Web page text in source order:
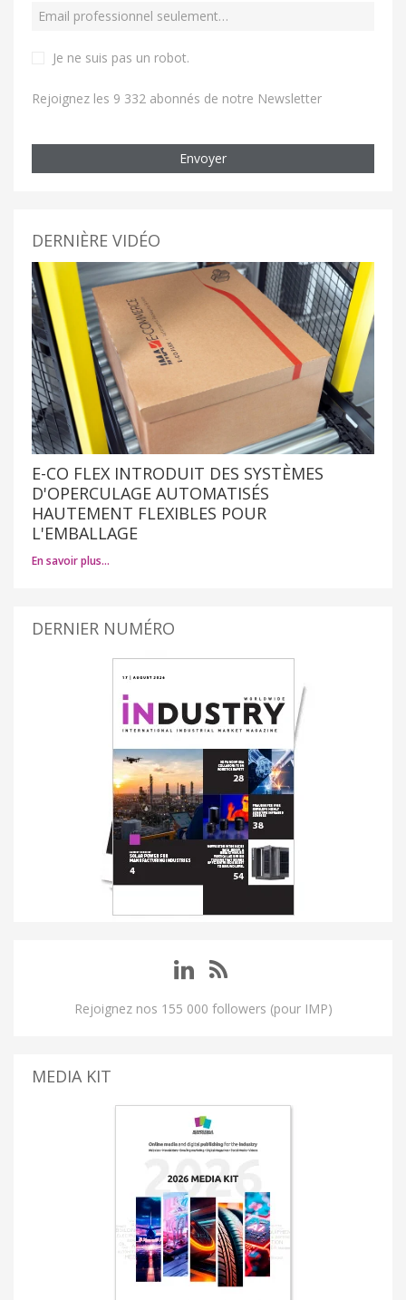
Je ne suis pas un robot.
Rejoignez les 9 332 abonnés de notre Newsletter
Envoyer
DERNIÈRE VIDÉO
E-CO FLEX INTRODUIT DES SYSTÈMES
D'OPERCULAGE AUTOMATISÉS
HAUTEMENT FLEXIBLES POUR
L'EMBALLAGE
En savoir plus…
DERNIER NUMÉRO
Rejoignez nos 155 000 followers (pour IMP)
MEDIA KIT